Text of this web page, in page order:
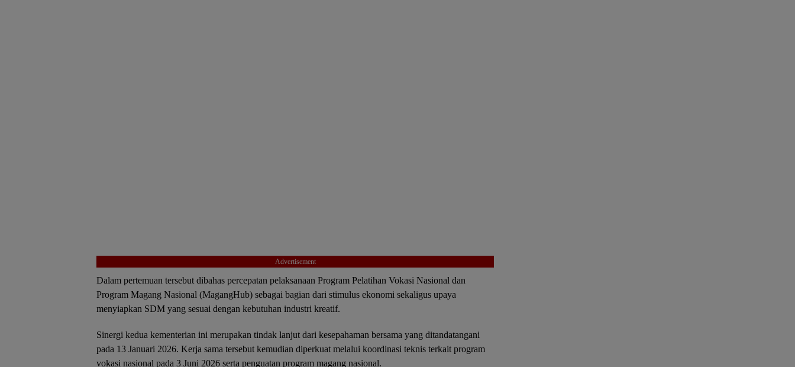
Advertisement
Dalam pertemuan tersebut dibahas percepatan pelaksanaan Program Pelatihan Vokasi Nasional dan
Program Magang Nasional (MagangHub) sebagai bagian dari stimulus ekonomi sekaligus upaya
menyiapkan SDM yang sesuai dengan kebutuhan industri kreatif.
Sinergi kedua kementerian ini merupakan tindak lanjut dari kesepahaman bersama yang ditandatangani
pada 13 Januari 2026. Kerja sama tersebut kemudian diperkuat melalui koordinasi teknis terkait program
vokasi nasional pada 3 Juni 2026 serta penguatan program magang nasional.